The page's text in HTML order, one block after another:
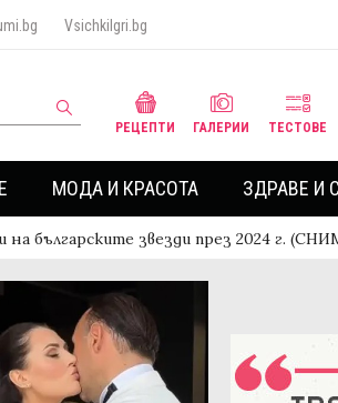
VsichkiIgri.bg
РЕЦЕПТИ ГАЛЕРИИ ТЕСТОВЕ
МОДА И КРАСОТА ЗДРАВЕ И
на българските звезди през 2024 г.